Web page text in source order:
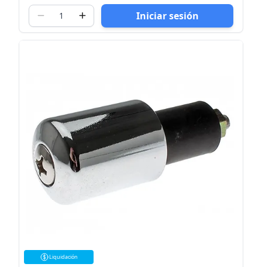
Iniciar sesión
Liquidación